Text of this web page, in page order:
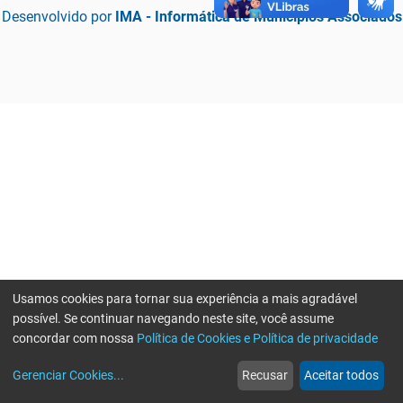
Desenvolvido por IMA - Informática de Municípios Associados
web
Notícias
more_horiz
Mais
Usamos cookies para tornar sua experiência a mais agradável
possível. Se continuar navegando neste site, você assume
concordar com nossa Política de Cookies e Política de privacidade
Gerenciar Cookies... Recusar Aceitar todos
Erro ao enviar informações, por favor tente novamente